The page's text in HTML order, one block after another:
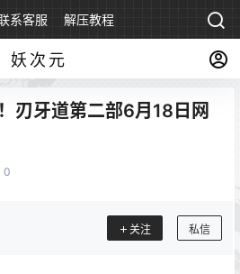
系客服 解压教程
妖次元
刃牙道第二部6月18日网
0
关注 私信